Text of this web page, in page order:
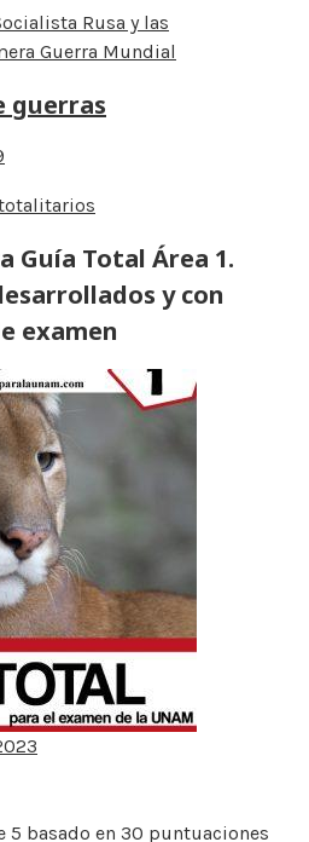
Rusa y las
Guerra Mundial
guerras
Guía Total Área 1.
y con
examen
5 basado en 30 puntuaciones